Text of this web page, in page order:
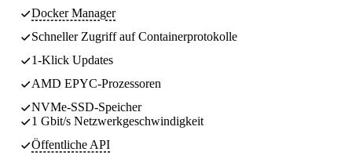
Docker Manager
Schneller Zugriff auf Containerprotokolle
1-Klick Updates
AMD EPYC-Prozessoren
NVMe-SSD-Speicher
1 Gbit/s Netzwerkgeschwindigkeit
Öffentliche API